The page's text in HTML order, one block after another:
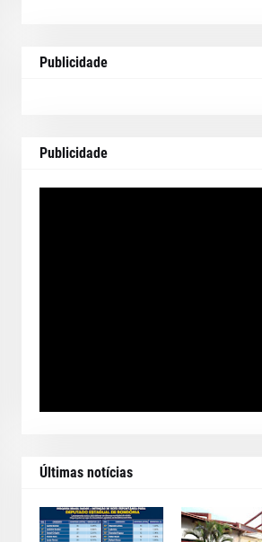
Publicidade
Publicidade
Últimas notícias